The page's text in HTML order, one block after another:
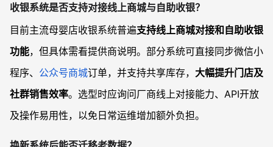
收银系统是否支持对接线上商城与自助收银？
目前主流母婴店收银系统普遍支持线上商城对接和自助收银
功能，但具体需看提供商说明。部分系统可直接同步微信小
程序、 公众号商城订单，并支持共享库存， 大幅提升门店及
社群销售效率。选型时应询问厂商线上对接能力、API开放
及操作易用性，以免日常运维增加额外负担。